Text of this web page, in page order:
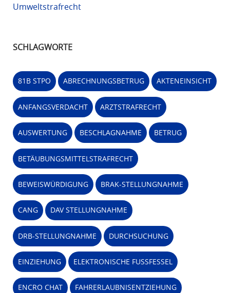
Umweltstrafrecht
SCHLAGWORTE
81B STPO ABRECHNUNGSBETRUG AKTENEINSICHT
ANFANGSVERDACHT ARZTSTRAFRECHT
AUSWERTUNG BESCHLAGNAHME BETRUG
BETÄUBUNGSMITTELSTRAFRECHT
BEWEISWÜRDIGUNG BRAK-STELLUNGNAHME
CANG DAV STELLUNGNAHME
DRB-STELLUNGNAHME DURCHSUCHUNG
EINZIEHUNG ELEKTRONISCHE FUSSFESSEL
ENCRO CHAT FAHRERLAUBNISENTZIEHUNG